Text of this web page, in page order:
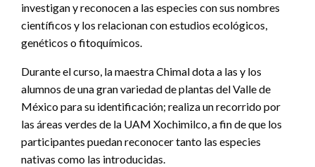
investigan y reconocen a las especies con sus nombres
científicos y los relacionan con estudios ecológicos,
genéticos o fitoquímicos.
Durante el curso, la maestra Chimal dota a las y los
alumnos de una gran variedad de plantas del Valle de
México para su identificación; realiza un recorrido por
las áreas verdes de la UAM Xochimilco, a fin de que los
participantes puedan reconocer tanto las especies
nativas como las introducidas.